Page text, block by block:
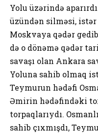
Yolu üzərində
üzündən silməsi, istər
Moskvaya qədər
də o dönəmə qədər
savaşı olan Ankara
Yoluna sahib olmaq
Teymurun hədəfi
Əmirin hədəfindəki
torpaqlarıydı.
sahib çıxmışdı,